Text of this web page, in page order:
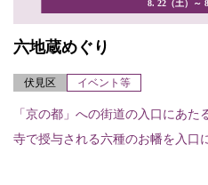
8. 22（土）～
六地蔵めぐり
伏見区 イベント等
「京の都」への街道の入口にあ
寺で授与される六種のお幡を入口